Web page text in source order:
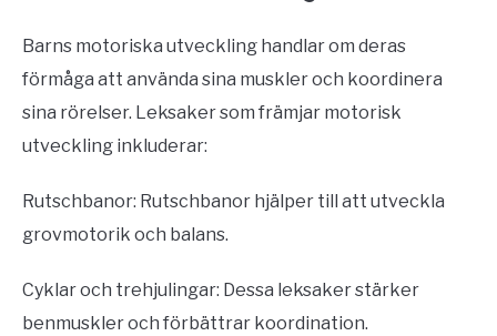
Barns motoriska utveckling handlar om deras
förmåga att använda sina muskler och koordinera
sina rörelser. Leksaker som främjar motorisk
utveckling inkluderar:
Rutschbanor: Rutschbanor hjälper till att utveckla
grovmotorik och balans.
Cyklar och trehjulingar: Dessa leksaker stärker
benmuskler och förbättrar koordination.